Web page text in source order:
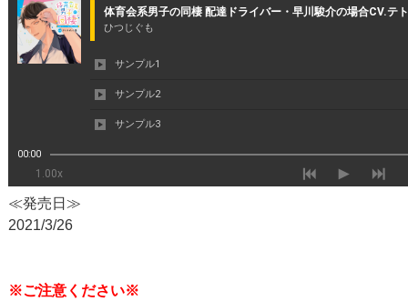
≪発売日≫
2021/3/26
※ご注意ください※